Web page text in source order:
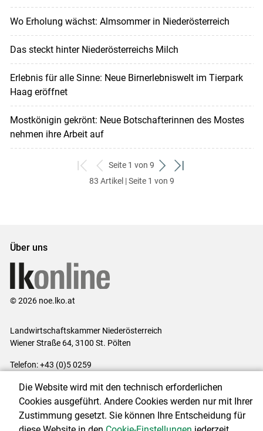
Wo Erholung wächst: Almsommer in Niederösterreich
Das steckt hinter Niederösterreichs Milch
Erlebnis für alle Sinne: Neue Birnerlebniswelt im Tierpark
Haag eröffnet
Mostkönigin gekrönt: Neue Botschafterinnen des Mostes
nehmen ihre Arbeit auf
zum
ersten
zurück
zum
Seite 1 von 9
weiter
zum
zum
83 Artikel | Seite 1 von 9
Über uns
© 2026 noe.lko.at
Landwirtschaftskammer Niederösterreich
Wiener Straße 64, 3100 St. Pölten
Telefon: +43 (0)5 0259
Impressum|Kontakt|Datenschutzerklärung|Barrierefreiheit|
Cookie-Einstellungen
Die Website wird mit den technisch erforderlichen
Cookies ausgeführt. Andere Cookies werden nur mit Ihrer
Zustimmung gesetzt. Sie können Ihre Entscheidung für